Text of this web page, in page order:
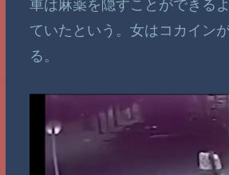
車は麻薬を隠すことができる
ていたという。女はコカイン
る。